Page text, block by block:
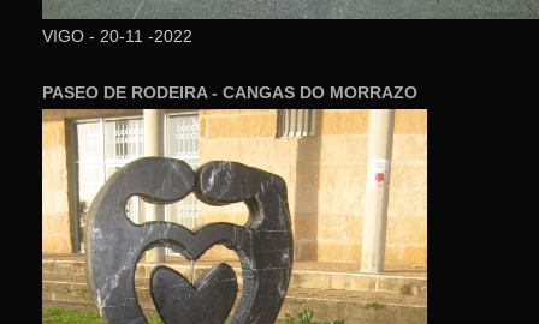
VIGO - 20-11 -2022
PASEO DE RODEIRA - CANGAS DO MORRAZO